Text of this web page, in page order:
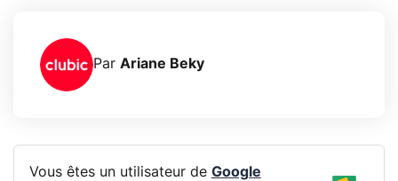
Par Ariane Beky
Vous êtes un utilisateur de Google